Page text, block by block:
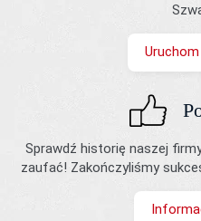
Sprawdź historię naszej
zaufać! Zakończyliśmy